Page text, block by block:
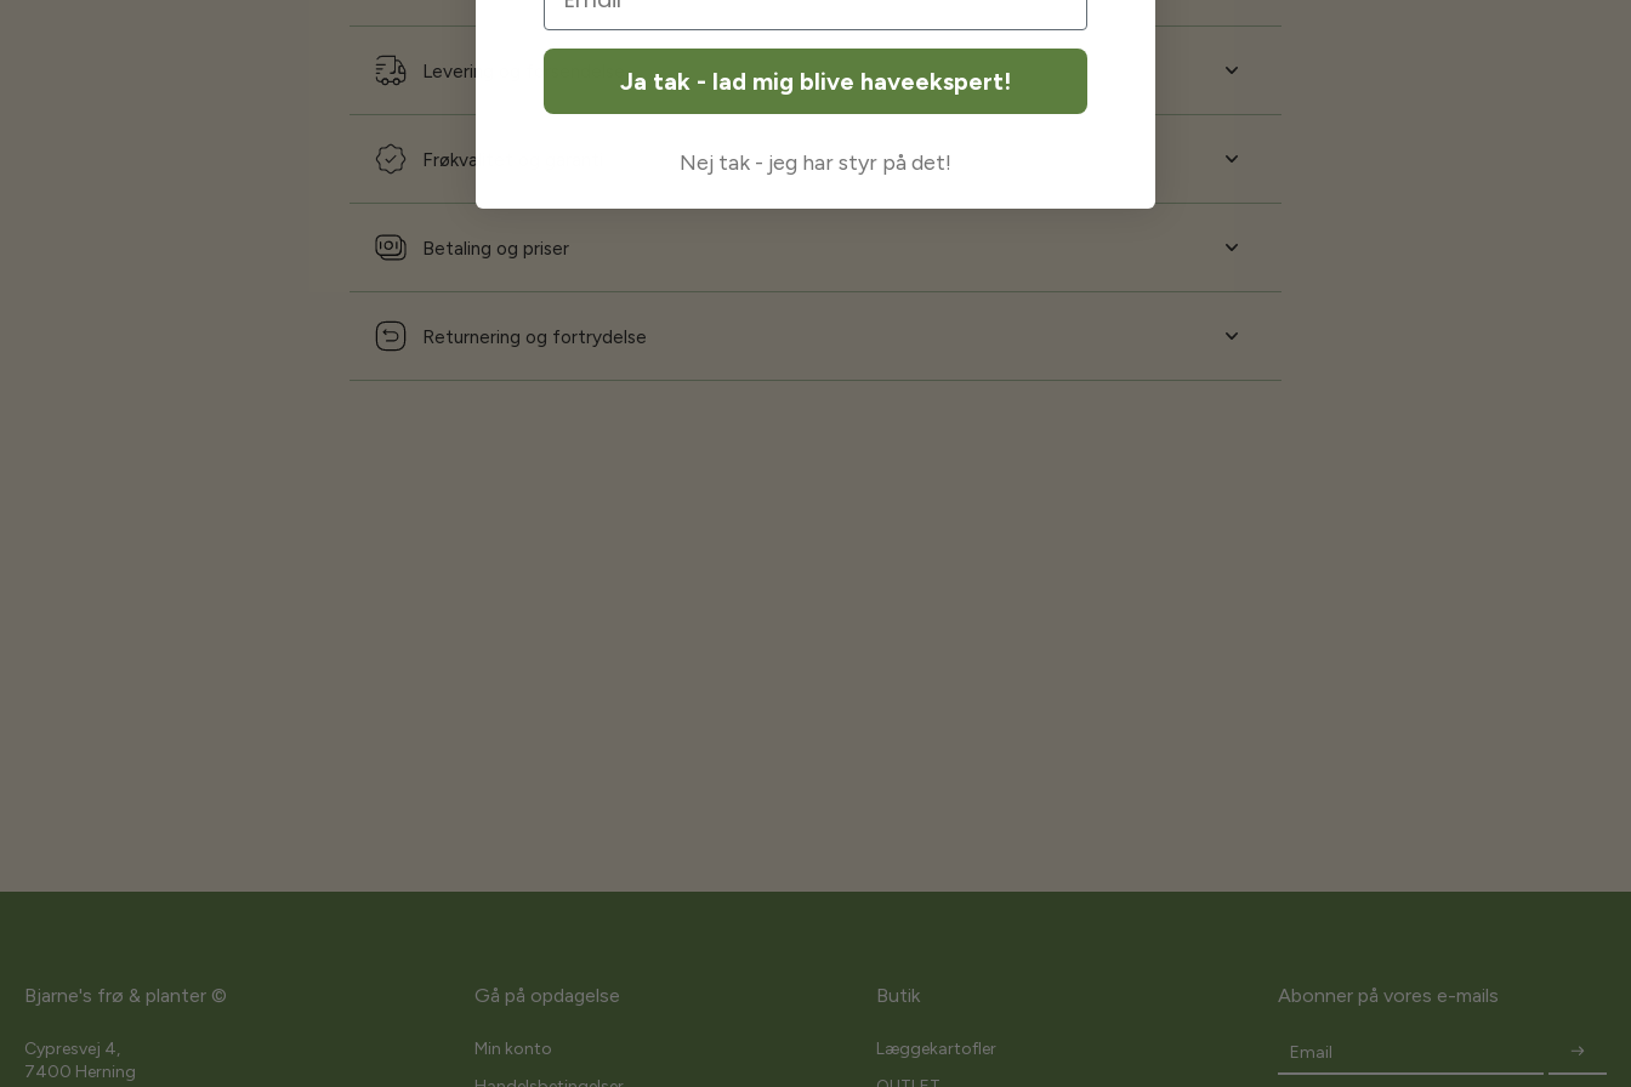
Levering og forsendelse
Frøkvalitet og garanti
Betaling og priser
Returnering og fortrydelse
Bjarne's frø & planter ©
Cypresvej 4,
7400 Herning
Gå på opdagelse
Min konto
Butik
Læggekartofler
Abonner på vores e-mails
Email
Ja tak - lad mig blive haveekspert!
Nej tak - jeg har styr på det!